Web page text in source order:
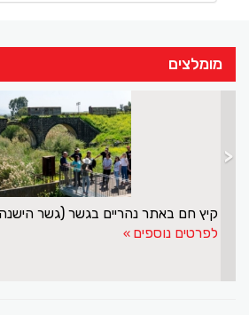
מומלצים
קיץ חם באתר נהריים בגשר (גשר הישנה)
לפרטים נוספים
<